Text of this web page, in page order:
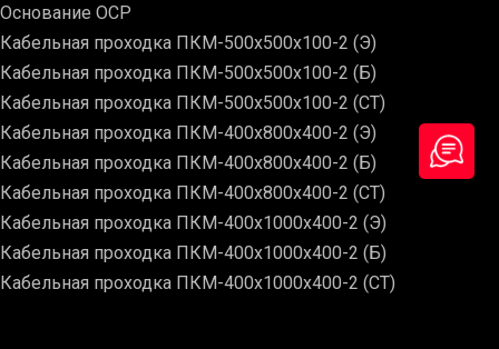
Основание ОСР
Кабельная проходка ПКМ-500х500х100-2 (Э)
Кабельная проходка ПКМ-500х500х100-2 (Б)
Кабельная проходка ПКМ-500х500х100-2 (СТ)
Кабельная проходка ПКМ-400х800х400-2 (Э)
Кабельная проходка ПКМ-400х800х400-2 (Б)
Кабельная проходка ПКМ-400х800х400-2 (СТ)
Кабельная проходка ПКМ-400х1000х400-2 (Э)
Кабельная проходка ПКМ-400х1000х400-2 (Б)
Кабельная проходка ПКМ-400х1000х400-2 (СТ)